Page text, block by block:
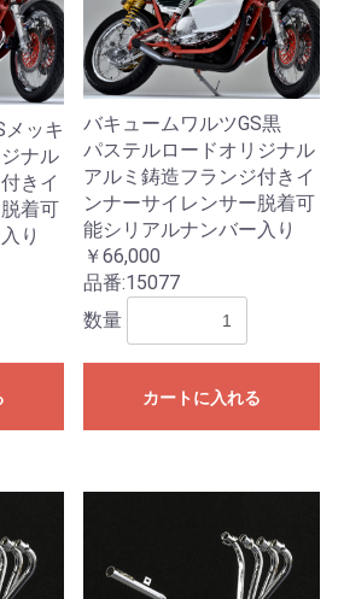
メッキ
ナル
きイ
着可
り
バキュームワルツGS黒
パステルロードオリジナル
アルミ鋳造フランジ付きイ
ンナーサイレンサー脱着可
能シリアルナンバー入り
￥66,000
品番:15077
数量
カートに入れる